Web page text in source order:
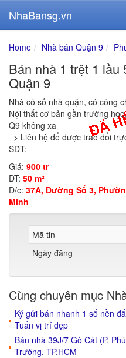
NhaBansg.vn
Home Nhà bán Quận 9
Bán nhà 1 trệt 1 lầu
Quận 9
Nhà có số nhà quận, có công
Nội thất cơ bản gần trường
Q9 không xa
=> Liên hệ để được trao đổi
SĐT:
Giá: 900 tr
DT: 50 m²
Đ/c: 37A, Đường Số 3,
Minh
Mã tin
Ngày đăng
Cùng chuyên mục
Ký gửi bán nhanh 1 số nền
Tuấn vị trí đẹp
Bán nhà 39J/7 Gò Cát (P.
Trường, TP.HCM